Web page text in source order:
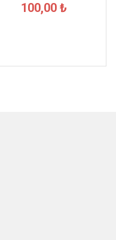
100,00 ₺